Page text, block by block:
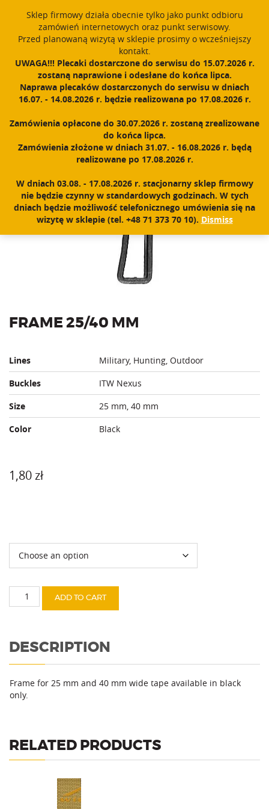
PROUDLY MADE IN POLAND SINCE 1984 English
Register Sign In 0
o
g
l
n
i
g
a
t
Home|Shop|Buckles and straps |Buckles|Frame 25/40 mm
FRAME 25/40 MM
Lines
Military, Hunting, Outdoor
Buckles
ITW Nexus
Size
25 mm, 40 mm
Color
Black
1,80zł
Frame
25/40
ADD TO CART
DESCRIPTION
Frame for 25 mm and 40 mm wide tape available in black
only.
RELATED PRODUCTS
Sklep firmowy działa obecnie tylko jako punkt odbioru
zamówień internetowych oraz punkt serwisowy.
Przed planowaną wizytą w sklepie prosimy o wcześniejszy
kontakt.
UWAGA!!! Plecaki dostarczone do serwisu do 15.07.2026 r.
zostaną naprawione i odesłane do końca lipca.
Naprawa plecaków dostarczonych do serwisu w dniach
16.07. - 14.08.2026 r. będzie realizowana po 17.08.2026 r.
Zamówienia opłacone do 30.07.2026 r. zostaną zrealizowane
do końca lipca.
Zamówienia złożone w dniach 31.07. - 16.08.2026 r. będą
realizowane po 17.08.2026 r.
W dniach 03.08. - 17.08.2026 r. stacjonarny sklep firmowy
nie będzie czynny w standardowych godzinach. W tych
dniach będzie możliwość telefonicznego umówienia się na
wizytę w sklepie (tel. +48 71 373 70 10). Dismiss